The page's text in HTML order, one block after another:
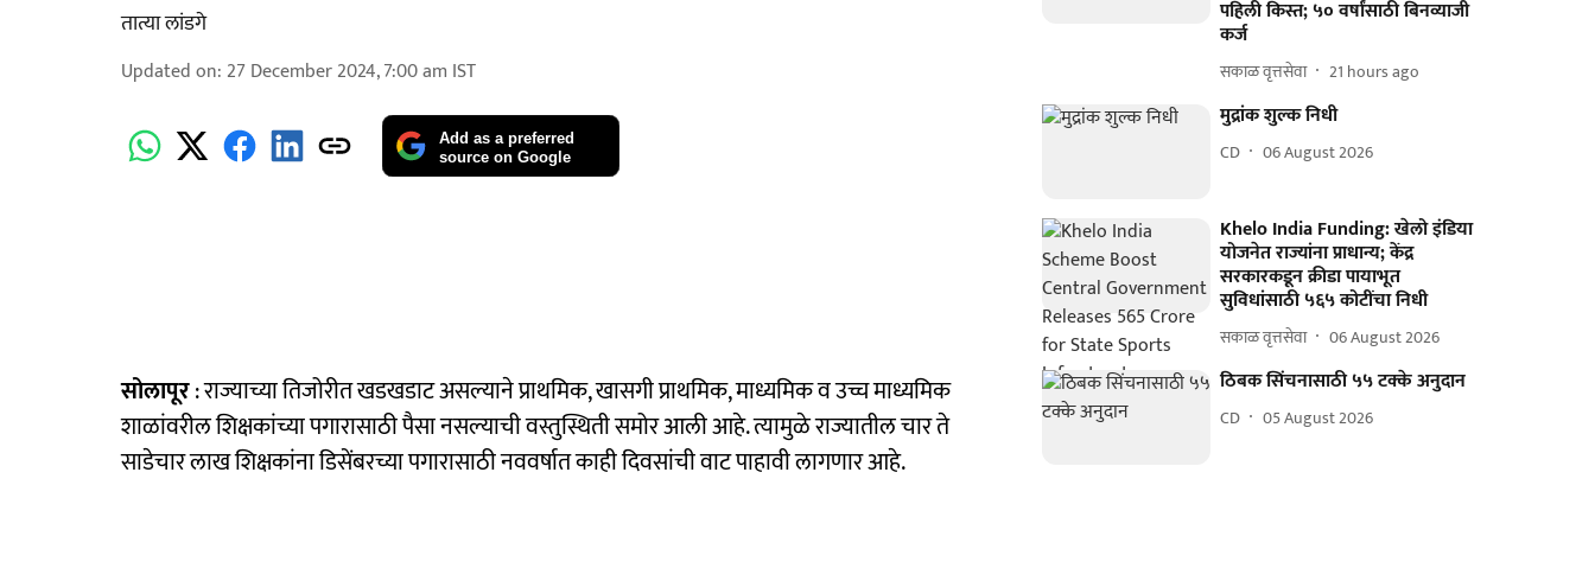
तात्या लांडगे
Updated on: 27 December 2024, 7:00 am IST
Add as a preferred
source on Google
सोलापूर: राज्याच्या तिजोरीत खडखडाट असल्याने प्राथमिक, खासगी प्राथमिक, माध्यमिक व उच्च माध्यमिक
शाळांवरील शिक्षकांच्या पगारासाठी पैसा नसल्याची वस्तुस्थिती समोर आली आहे. त्यामुळे राज्यातील चार ते
साडेचार लाख शिक्षकांना डिसेंबरच्या पगारासाठी नववर्षात काही दिवसांची वाट पाहावी लागणार आहे.
पहिली किस्त; ५० वर्षांसाठी बिनव्याजी
कर्ज
सकाळ वृत्तसेवा 21 hours ago
मुद्रांक शुल्क निधी
CD 06 August 2026
Khelo India Funding: खेलो इंडिया
योजनेत राज्यांना प्राधान्य; केंद्र
सरकारकडून क्रीडा पायाभूत
सुविधांसाठी ५६५ कोटींचा निधी
सकाळ वृत्तसेवा 06 August 2026
ठिबक सिंचनासाठी ५५ टक्के अनुदान
CD 05 August 2026